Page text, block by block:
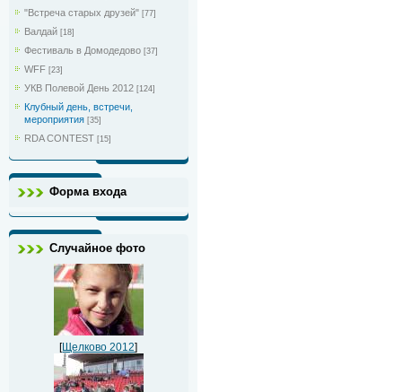
"Встреча старых друзей" [77]
Валдай [18]
Фестиваль в Домодедово [37]
WFF [23]
УКВ Полевой День 2012 [124]
Клубный день, встречи,
мероприятия [35]
RDA CONTEST [15]
Форма входа
Случайное фото
[Щелково 2012]